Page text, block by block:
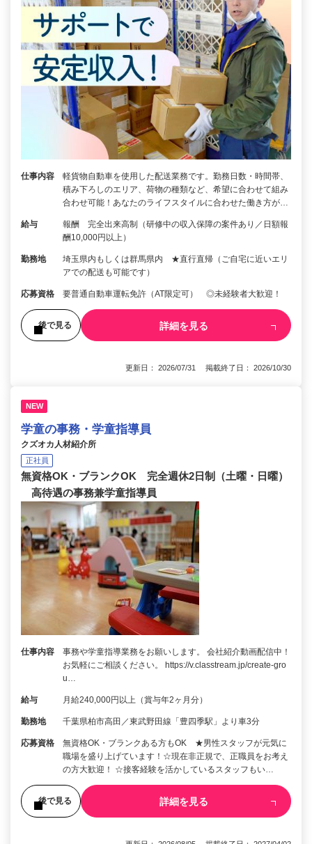
仕事内容
軽貨物自動車を使用した配送業務です。勤務日数・時間帯、
積み下ろしのエリア、荷物の種類など、希望に合わせて組み
合わせ可能！あなたのライフスタイルに合わせた働き方が…
給与
報酬 完全出来高制（研修中の収入保障の案件あり／日額報
酬10,000円以上）
勤務地
埼玉県内もしくは群馬県内 ★直行直帰（ご自宅に近いエリ
アでの配送も可能です）
応募資格 要普通自動車運転免許（AT限定可） ◎未経験者大歓迎！
後で見る 詳細を見る
更新日： 2026/07/31 掲載終了日： 2026/10/30
NEW
学童の事務・学童指導員
クズオカ人材紹介所
正社員
無資格OK・ブランクOK 完全週休2日制（土曜・日曜）
高待遇の事務兼学童指導員
仕事内容
事務や学童指導業務をお願いします。 会社紹介動画配信中！
お気軽にご相談ください。 https://v.classtream.jp/create-gro
u…
給与 月給240,000円以上（賞与年2ヶ月分）
勤務地 千葉県柏市高田／東武野田線「豊四季駅」より車3分
応募資格
無資格OK・ブランクある方もOK ★男性スタッフが元気に
職場を盛り上げています！☆現在非正規で、正職員をお考え
の方大歓迎！ ☆接客経験を活かしているスタッフもい…
後で見る 詳細を見る